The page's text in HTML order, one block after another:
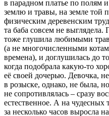
в парадном платье по полям
землю и травы, на земле той
физическим деревенским
та баба совсем не выглядела.
тоже глушила любимыми
(а не многочисленными
времена), и доглушилась до
когда подобрала какую-то
её своей дочерью. Девочка,
в розыске, однако, не была,
не сопротивлялась – сразу
естественное. А на чудесных
за несколько часов выросла